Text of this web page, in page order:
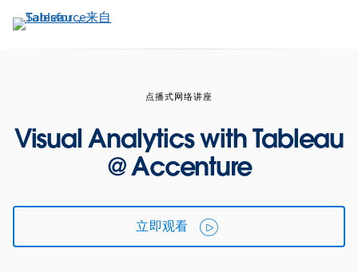
转
点播式网络讲座
Visual Analytics with Tableau
@ Accenture
立即观看